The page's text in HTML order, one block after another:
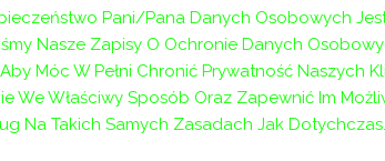
Pani/Pana Danych Osobowych
Nasze Zapisy O Ochronie Danych
Móc W Pełni Chronić Prywatność Naszych
We Właściwy Sposób Oraz Zapewnić Im
Na Takich Samych Zasadach Jak Dotychczas.
§ 1
Specjalisty ds. projektów unijnych
Pomocy Rodzinie w Wieliczce przy ulicy
niniejszego zarządzenia.